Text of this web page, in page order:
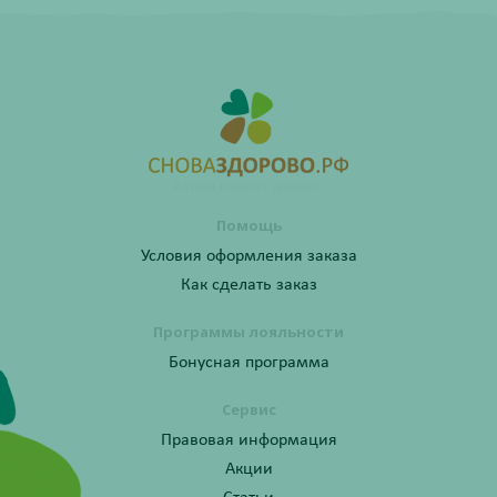
Помощь
Условия оформления заказа
Как сделать заказ
Программы лояльности
Бонусная программа
Сервис
Правовая информация
Акции